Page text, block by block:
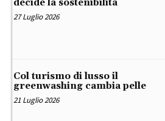
decide la sostenibilità
27 Luglio 2026
Col turismo di lusso il
greenwashing cambia pelle
21 Luglio 2026